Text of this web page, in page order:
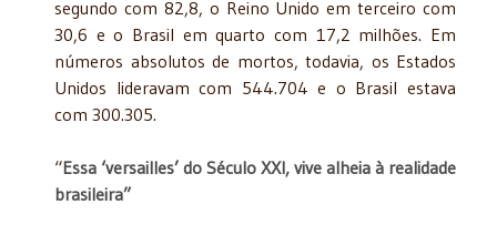
segundo com 82,8, o Reino Unido em terceiro com
30,6 e o Brasil em quarto com 17,2 milhões. Em
números absolutos de mortos, todavia, os Estados
Unidos lideravam com 544.704 e o Brasil estava
com 300.305.
“Essa ‘versailles’ do Século XXI, vive alheia à realidade
brasileira”